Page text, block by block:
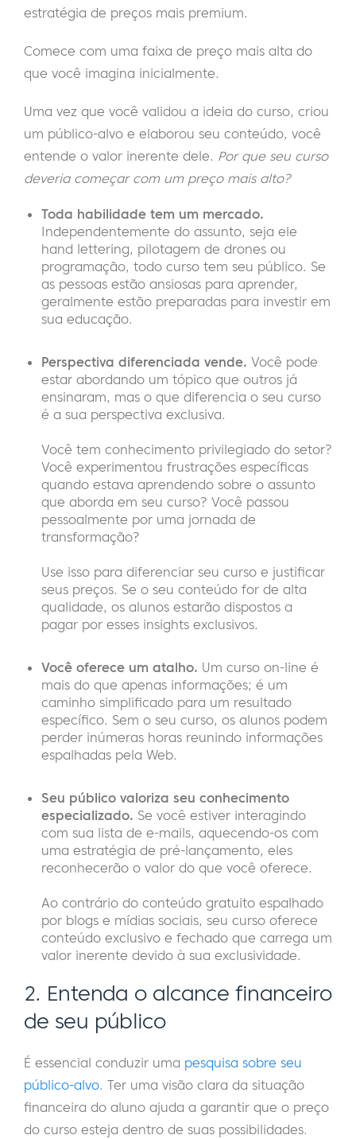
estratégia de preços mais premium.
Comece com uma faixa de preço mais alta do
que você imagina inicialmente.
Uma vez que você validou a ideia do curso, criou
um público-alvo e elaborou seu conteúdo, você
entende o valor inerente dele. Por que seu curso
deveria começar com um preço mais alto?
Toda habilidade tem um mercado.
Independentemente do assunto, seja ele
hand lettering, pilotagem de drones ou
programação, todo curso tem seu público. Se
as pessoas estão ansiosas para aprender,
geralmente estão preparadas para investir em
sua educação.
Perspectiva diferenciada vende. Você pode
estar abordando um tópico que outros já
ensinaram, mas o que diferencia o seu curso
é a sua perspectiva exclusiva.
Você tem conhecimento privilegiado do setor?
Você experimentou frustrações específicas
quando estava aprendendo sobre o assunto
que aborda em seu curso? Você passou
pessoalmente por uma jornada de
transformação?
Use isso para diferenciar seu curso e justificar
seus preços. Se o seu conteúdo for de alta
qualidade, os alunos estarão dispostos a
pagar por esses insights exclusivos.
Você oferece um atalho. Um curso on-line é
mais do que apenas informações; é um
caminho simplificado para um resultado
específico. Sem o seu curso, os alunos podem
perder inúmeras horas reunindo informações
espalhadas pela Web.
Seu público valoriza seu conhecimento
especializado. Se você estiver interagindo
com sua lista de e-mails, aquecendo-os com
uma estratégia de pré-lançamento, eles
reconhecerão o valor do que você oferece.
Ao contrário do conteúdo gratuito espalhado
por blogs e mídias sociais, seu curso oferece
conteúdo exclusivo e fechado que carrega um
valor inerente devido à sua exclusividade.
2. Entenda o alcance financeiro
de seu público
É essencial conduzir uma pesquisa sobre seu
público-alvo. Ter uma visão clara da situação
financeira do aluno ajuda a garantir que o preço
do curso esteja dentro de suas possibilidades.